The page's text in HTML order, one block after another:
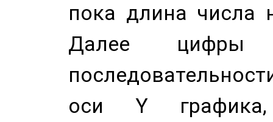
пока длина числа
Далее цифры
оси Y